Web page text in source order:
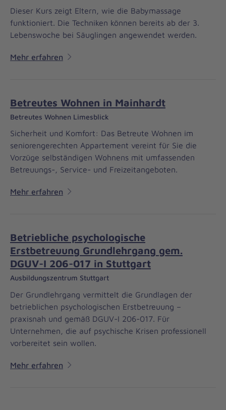
Dieser Kurs zeigt Eltern, wie die Babymassage
funktioniert. Die Techniken können bereits ab der 3.
Lebenswoche bei Säuglingen angewendet werden.
Mehr erfahren
Betreutes Wohnen in Mainhardt
Betreutes Wohnen Limesblick
Sicherheit und Komfort: Das Betreute Wohnen im
seniorengerechten Appartement vereint für Sie die
Vorzüge selbständigen Wohnens mit umfassenden
Betreuungs-, Service- und Freizeitangeboten.
Mehr erfahren
Betriebliche psychologische
Erstbetreuung Grundlehrgang gem.
DGUV-I 206-017 in Stuttgart
Ausbildungszentrum Stuttgart
Der Grundlehrgang vermittelt die Grundlagen der
betrieblichen psychologischen Erstbetreuung –
praxisnah und gemäß DGUV-I 206-017. Für
Unternehmen, die auf psychische Krisen professionell
vorbereitet sein wollen.
Mehr erfahren